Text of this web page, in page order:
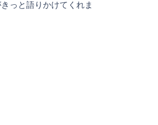
っと語りかけてくれま